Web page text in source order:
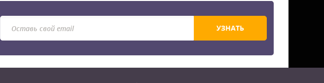
УЗНАТЬ